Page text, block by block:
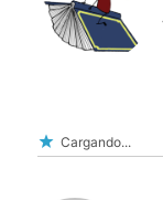
Cargando...